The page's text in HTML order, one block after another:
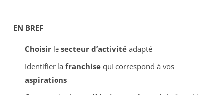
EN BREF
Choisirle secteur d’activitéadapté
Identifier la franchisequi correspond à vos
aspirations